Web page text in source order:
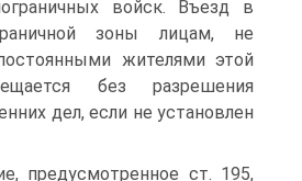
войск. Въезд в
зоны лицам, не
жителями этой
без разрешения
дел, если не установлен
предусмотренное ст. 195,